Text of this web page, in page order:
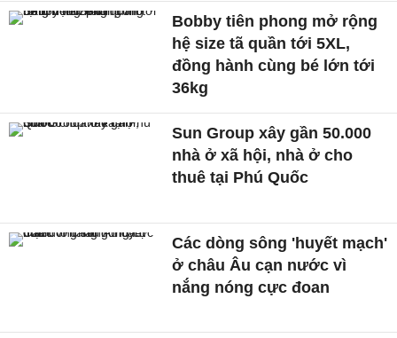
Bobby tiên phong mở rộng
hệ size tã quần tới 5XL,
đồng hành cùng bé lớn tới
36kg
Sun Group xây gần 50.000
nhà ở xã hội, nhà ở cho
thuê tại Phú Quốc
Các dòng sông 'huyết mạch'
ở châu Âu cạn nước vì
nắng nóng cực đoan